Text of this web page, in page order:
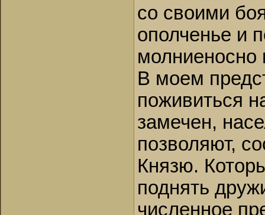
со своими
ополченье и
молниеносно
В моем
поживиться
замечен,
позволяют,
Князю.
поднять
численное